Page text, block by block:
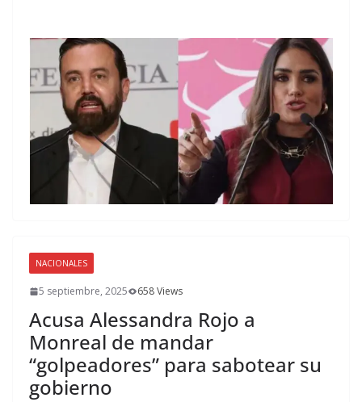
NACIONALES
5 septiembre, 2025 658 Views
Acusa Alessandra Rojo a
Monreal de mandar
“golpeadores” para sabotear su
gobierno